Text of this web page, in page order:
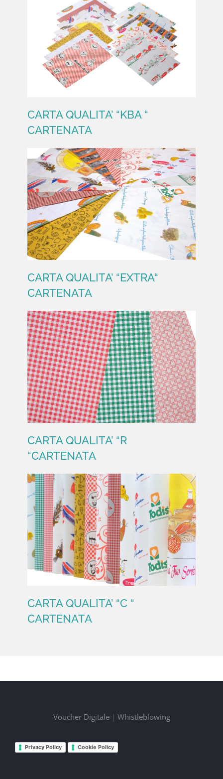
CARTA POLITENATA
CARTA QUALITA’ “KBA “
CARTENATA
CARTA QUALITA’ “KBA “
CARTENATA
CARTA QUALITA’ “EXTRA“
CARTENATA
CARTA QUALITA’ “EXTRA“
CARTENATA
CARTA QUALITA’ “R “CARTENATA
CARTA QUALITA’ “R
“CARTENATA
CARTA QUALITA’ “C “
CARTENATA
Voucher Digitale| Whistleblowing
Privacy Policy Cookie Policy